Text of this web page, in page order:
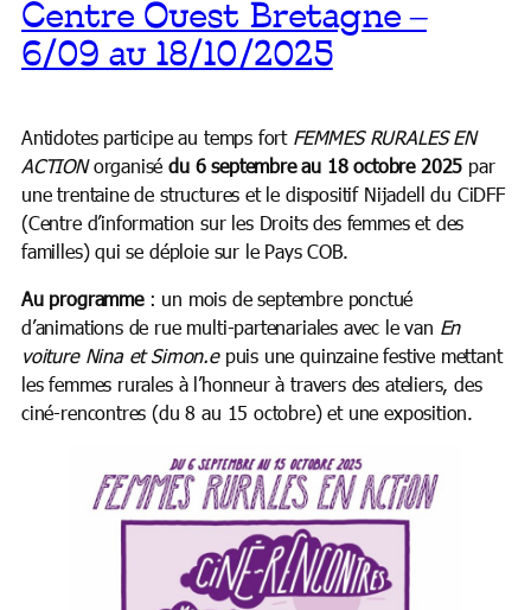
Centre Ouest Bretagne –
6/09 au 18/10/2025
Antidotes participe au temps fort FEMMES RURALES EN
ACTIONorganisédu 6 septembre au 18 octobre 2025 par
une trentaine de structures et le dispositif Nijadell du CiDFF
(Centre d’information sur les Droits des femmes et des
familles) qui se déploie sur le Pays COB.
Au programme: un mois de septembre ponctué
d’animations de rue multi-partenariales avec le van En
voiture Nina et Simon.epuis une quinzaine festive mettant
les femmes rurales à l’honneur à travers des ateliers, des
ciné-rencontres (du 8 au 15 octobre) et une exposition.